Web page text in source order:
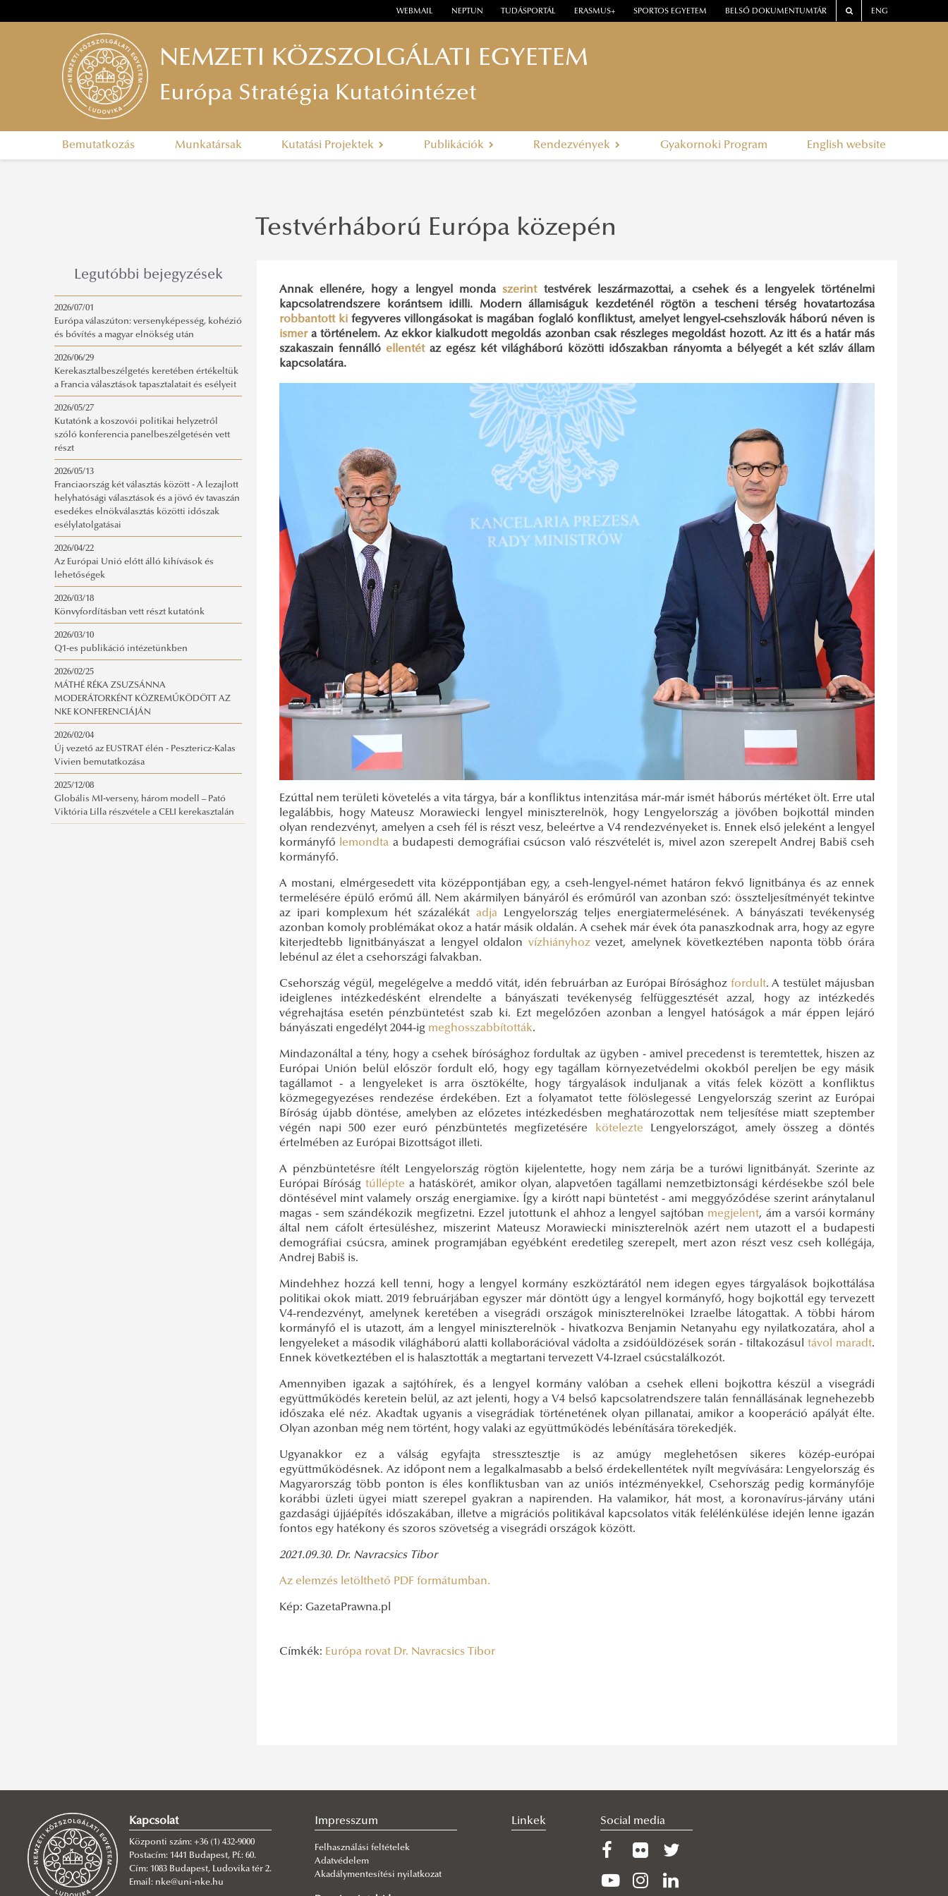
WEBMAIL NEPTUN TUDÁSPORTÁL ERASMUS+ SPORTOS EGYETEM BELSŐ DOKUMENTUMTÁR ENG
NEMZETI KÖZSZOLGÁLATI EGYETEM
Európa Stratégia Kutatóintézet
Bemutatkozás Munkatársak Kutatási Projektek Publikációk Rendezvények Gyakornoki Program English website
Legutóbbi bejegyzések
2026/07/01
Európa válaszúton: versenyképesség, kohézió
és bővítés a magyar elnökség után
2026/06/29
Kerekasztalbeszélgetés keretében értékeltük
a Francia választások tapasztalatait és esélyeit
2026/05/27
Kutatónk a koszovói politikai helyzetről
szóló konferencia panelbeszélgetésén vett
részt
2026/05/13
Franciaország két választás között - A lezajlott
helyhatósági választások és a jövő év tavaszán
esedékes elnökválasztás közötti időszak
esélylatolgatásai
2026/04/22
Az Európai Unió előtt álló kihívások és
lehetőségek
2026/03/18
Könvyfordításban vett részt kutatónk
2026/03/10
Q1-es publikáció intézetünkben
2026/02/25
MÁTHÉ RÉKA ZSUZSÁNNA
MODERÁTORKÉNT KÖZREMŰKÖDÖTT AZ
NKE KONFERENCIÁJÁN
2026/02/04
Új vezető az EUSTRAT élén - Pesztericz-Kalas
Vivien bemutatkozása
2025/12/08
Globális MI-verseny, három modell – Pató
Viktória Lilla részvétele a CELI kerekasztalán
Testvérháború Európa közepén
Annak ellenére, hogy a lengyel monda szerinttestvérek leszármazottai, a csehek és a lengyelek történelmi
kapcsolatrendszere korántsem idilli. Modern államiságuk kezdeténél rögtön a tescheni térség hovatartozása
robbantott ki fegyveres villongásokat is magában foglaló konfliktust, amelyet lengyel-csehszlovák háború néven is
ismera történelem. Az ekkor kialkudott megoldás azonban csak részleges megoldást hozott. Az itt és a határ más
szakaszain fennálló ellentétaz egész két világháború közötti időszakban rányomta a bélyegét a két szláv állam
kapcsolatára.
Ezúttal nem területi követelés a vita tárgya, bár a konfliktus intenzitása már-már ismét háborús mértéket ölt. Erre utal
legalábbis, hogy Mateusz Morawiecki lengyel miniszterelnök, hogy Lengyelország a jövőben bojkottál minden
olyan rendezvényt, amelyen a cseh fél is részt vesz, beleértve a V4 rendezvényeket is. Ennek első jeleként a lengyel
kormányfő lemondta a budapesti demográfiai csúcson való részvételét is, mivel azon szerepelt Andrej Babiš cseh
kormányfő.
A mostani, elmérgesedett vita középpontjában egy, a cseh-lengyel-német határon fekvő lignitbánya és az ennek
termelésére épülő erőmű áll. Nem akármilyen bányáról és erőműről van azonban szó: összteljesítményét tekintve
az ipari komplexum hét százalékát adja Lengyelország teljes energiatermelésének. A bányászati tevékenység
azonban komoly problémákat okoz a határ másik oldalán. A csehek már évek óta panaszkodnak arra, hogy az egyre
kiterjedtebb lignitbányászat a lengyel oldalon vízhiányhozvezet, amelynek következtében naponta több órára
lebénul az élet a csehországi falvakban.
Csehország végül, megelégelve a meddő vitát, idén februárban az Európai Bírósághoz fordult. A testület májusban
ideiglenes intézkedésként elrendelte a bányászati tevékenység felfüggesztését azzal, hogy az intézkedés
végrehajtása esetén pénzbüntetést szab ki. Ezt megelőzően azonban a lengyel hatóságok a már éppen lejáró
bányászati engedélyt 2044-ig meghosszabbították.
Mindazonáltal a tény, hogy a csehek bírósághoz fordultak az ügyben - amivel precedenst is teremtettek, hiszen az
Európai Unión belül először fordult elő, hogy egy tagállam környezetvédelmi okokból pereljen be egy másik
tagállamot - a lengyeleket is arra ösztökélte, hogy tárgyalások induljanak a vitás felek között a konfliktus
közmegegyezéses rendezése érdekében. Ezt a folyamatot tette fölöslegessé Lengyelország szerint az Európai
Bíróság újabb döntése, amelyben az előzetes intézkedésben meghatározottak nem teljesítése miatt szeptember
végén napi 500 ezer euró pénzbüntetés megfizetésére kötelezte Lengyelországot, amely összeg a döntés
értelmében az Európai Bizottságot illeti.
A pénzbüntetésre ítélt Lengyelország rögtön kijelentette, hogy nem zárja be a turówi lignitbányát. Szerinte az
Európai Bíróság túllépte a hatáskörét, amikor olyan, alapvetően tagállami nemzetbiztonsági kérdésekbe szól bele
döntésével mint valamely ország energiamixe. Így a kirótt napi büntetést - ami meggyőződése szerint aránytalanul
magas - sem szándékozik megfizetni. Ezzel jutottunk el ahhoz a lengyel sajtóban megjelent, ám a varsói kormány
által nem cáfolt értesüléshez, miszerint Mateusz Morawiecki miniszterelnök azért nem utazott el a budapesti
demográfiai csúcsra, aminek programjában egyébként eredetileg szerepelt, mert azon részt vesz cseh kollégája,
Andrej Babiš is.
Mindehhez hozzá kell tenni, hogy a lengyel kormány eszköztárától nem idegen egyes tárgyalások bojkottálása
politikai okok miatt. 2019 februárjában egyszer már döntött úgy a lengyel kormányfő, hogy bojkottál egy tervezett
V4-rendezvényt, amelynek keretében a visegrádi országok miniszterelnökei Izraelbe látogattak. A többi három
kormányfő el is utazott, ám a lengyel miniszterelnök - hivatkozva Benjamin Netanyahu egy nyilatkozatára, ahol a
lengyeleket a második világháború alatti kollaborációval vádolta a zsidóüldözések során - tiltakozásultávol maradt.
Ennek következtében el is halasztották a megtartani tervezett V4-Izrael csúcstalálkozót.
Amennyiben igazak a sajtóhírek, és a lengyel kormány valóban a csehek elleni bojkottra készül a visegrádi
együttműködés keretein belül, az azt jelenti, hogy a V4 belső kapcsolatrendszere talán fennállásának legnehezebb
időszaka elé néz. Akadtak ugyanis a visegrádiak történetének olyan pillanatai, amikor a kooperáció apályát élte.
Olyan azonban még nem történt, hogy valaki az együttműködés lebénítására törekedjék.
Ugyanakkor ez a válság egyfajta stressztesztje is az amúgy meglehetősen sikeres közép-európai
együttműködésnek. Az időpont nem a legalkalmasabb a belső érdekellentétek nyílt megvívására: Lengyelország és
Magyarország több ponton is éles konfliktusban van az uniós intézményekkel, Csehország pedig kormányfője
korábbi üzleti ügyei miatt szerepel gyakran a napirenden. Ha valamikor, hát most, a koronavírus-járvány utáni
gazdasági újjáépítés időszakában, illetve a migrációs politikával kapcsolatos viták felélénkülése idején lenne igazán
fontos egy hatékony és szoros szövetség a visegrádi országok között.
2021.09.30. Dr. Navracsics Tibor
Az elemzés letölthető PDF formátumban.
Kép: GazetaPrawna.pl
Címkék: Európa rovat Dr. Navracsics Tibor
Kapcsolat
Központi szám: +36 (1) 432-9000
Postacím: 1441 Budapest, Pf.: 60.
Cím: 1083 Budapest, Ludovika tér 2.
Email: nke@uni-nke.hu
Impresszum
Felhasználási feltételek
Adatvédelem
Akadálymentesítési nyilatkozat
Linkek Social media